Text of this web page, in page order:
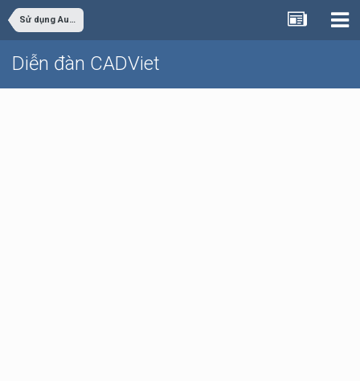
Sử dụng AutoCAD
Diễn đàn CADViet